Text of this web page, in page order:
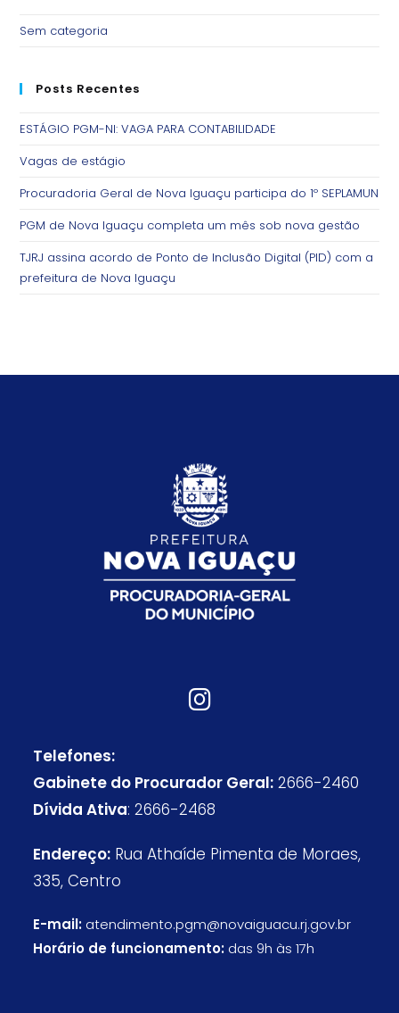
Sem categoria
Posts Recentes
ESTÁGIO PGM-NI: VAGA PARA CONTABILIDADE
Vagas de estágio
Procuradoria Geral de Nova Iguaçu participa do 1º SEPLAMUN
PGM de Nova Iguaçu completa um mês sob nova gestão
TJRJ assina acordo de Ponto de Inclusão Digital (PID) com a
prefeitura de Nova Iguaçu
Telefones:
Gabinete do Procurador Geral: 2666-2460
Dívida Ativa: 2666-2468
Endereço: Rua Athaíde Pimenta de Moraes,
335, Centro
E-mail: atendimento.pgm@novaiguacu.rj.gov.br
Horário de funcionamento: das 9h às 17h